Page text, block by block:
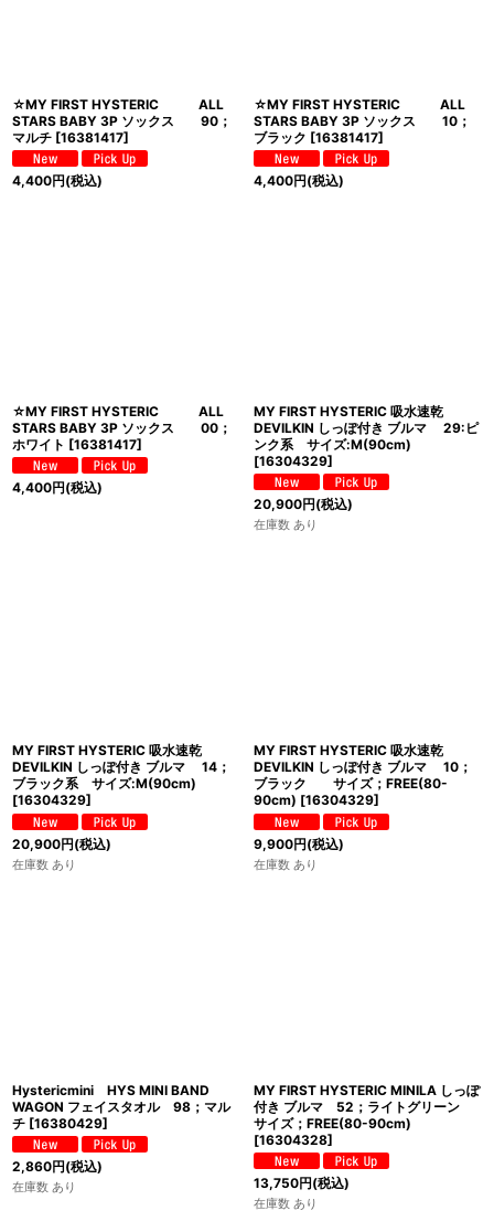
☆MY FIRST HYSTERIC ALL
STARS BABY 3P ソックス 90；
マルチ [16381417]
4,400円(税込)
☆MY FIRST HYSTERIC ALL
STARS BABY 3P ソックス 10；
ブラック [16381417]
4,400円(税込)
☆MY FIRST HYSTERIC ALL
STARS BABY 3P ソックス 00；
ホワイト [16381417]
4,400円(税込)
MY FIRST HYSTERIC 吸水速乾
DEVILKIN しっぽ付き ブルマ 29:ピ
ンク系 サイズ:M(90cm)
[16304329]
20,900円(税込)
在庫数 あり
MY FIRST HYSTERIC 吸水速乾
DEVILKIN しっぽ付き ブルマ 14；
ブラック系 サイズ:M(90cm)
[16304329]
20,900円(税込)
在庫数 あり
MY FIRST HYSTERIC 吸水速乾
DEVILKIN しっぽ付き ブルマ 10；
ブラック サイズ；FREE(80-
90cm) [16304329]
9,900円(税込)
在庫数 あり
Hystericmini HYS MINI BAND
WAGON フェイスタオル 98；マル
チ [16380429]
2,860円(税込)
在庫数 あり
MY FIRST HYSTERIC MINILA しっぽ
付き ブルマ 52；ライトグリーン
サイズ；FREE(80-90cm)
[16304328]
13,750円(税込)
在庫数 あり